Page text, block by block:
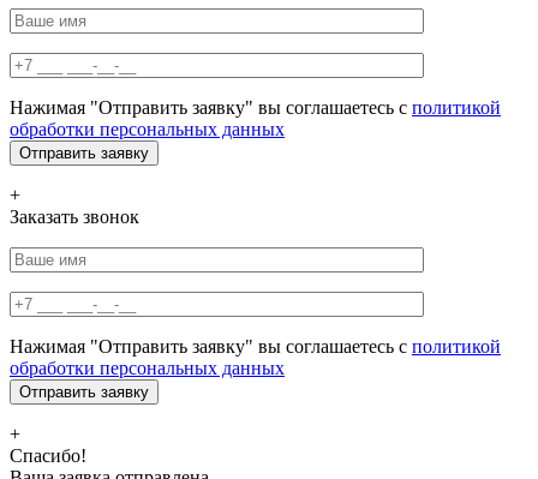
Нажимая "Отправить заявку" вы соглашаетесь с политикой
обработки персональных данных
+
Заказать звонок
Нажимая "Отправить заявку" вы соглашаетесь с политикой
обработки персональных данных
+
Спасибо!